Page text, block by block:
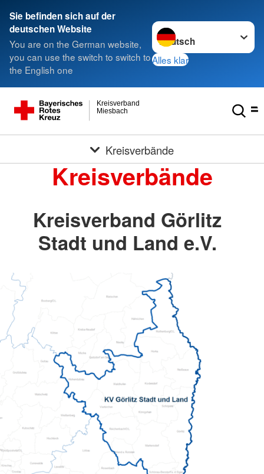
Sie befinden sich auf der
deutschen Website
You are on the German website,
you can use the switch to switch to
the English one
Sprache wechseln zu
Alles klar
Miesbach
Kreisverband
Kreisverbände
Kreisverbände
Kreisverband Görlitz
Stadt und Land e.V.